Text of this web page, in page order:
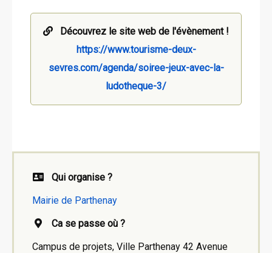
Découvrez le site web de l'évènement !
https://www.tourisme-deux-
sevres.com/agenda/soiree-jeux-avec-la-
ludotheque-3/
Qui organise ?
Mairie de Parthenay
Ca se passe où ?
Campus de projets, Ville Parthenay 42 Avenue